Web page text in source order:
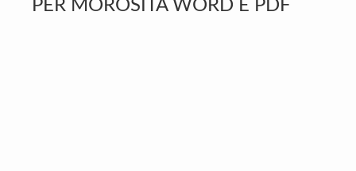
o
rrPER MOROSITÀ WORD E PDF